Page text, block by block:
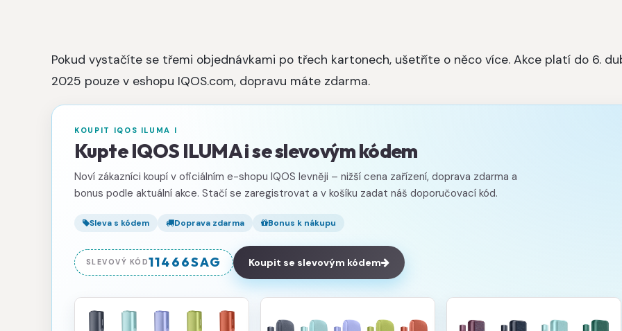
Pokud vystačíte se třemi objednávkami po třech kartonech, ušetříte o něco více. Akce platí do 6.
2025 pouze v eshopu IQOS.com, dopravu máte zdarma.
KOUPIT IQOS ILUMA I
Kupte IQOS ILUMA i se slevovým kódem
Noví zákazníci koupí v oficiálním e-shopu IQOS levněji – nižší cena zařízení, doprava zdarma a
bonus podle aktuální akce. Stačí se zaregistrovat a v košíku zadat náš doporučovací kód.
Sleva s kódem Doprava zdarma Bonus k nákupu
SLEVOVÝ KÓD11466SAG Koupit se slevovým kódem